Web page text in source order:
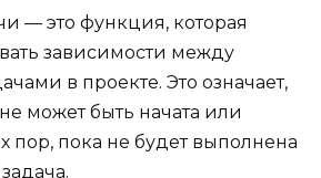
— это функция, которая
зависимости между
в проекте. Это означает,
может быть начата или
пор, пока не будет выполнена